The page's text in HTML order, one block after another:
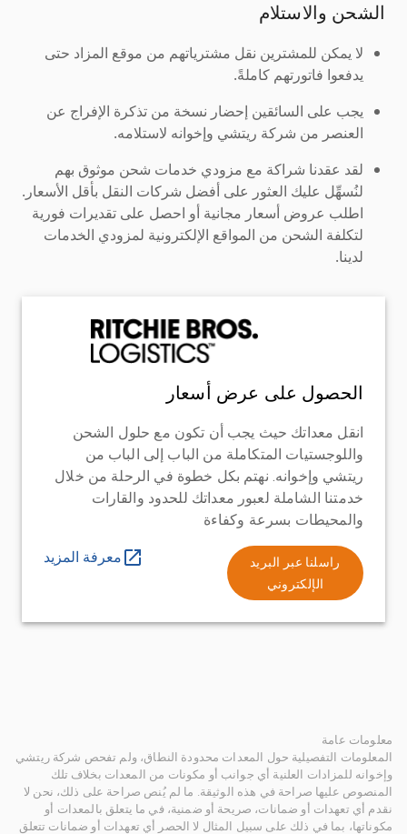
الشحن والاستلام
لا يمكن للمشترين نقل مشترياتهم من موقع المزاد حتى
يدفعوا فاتورتهم كاملةً.
يجب على السائقين إحضار نسخة من تذكرة الإفراج عن
العنصر من شركة ريتشي وإخوانه لاستلامه.
لقد عقدنا شراكة مع مزودي خدمات شحن موثوق بهم
لنُسهِّل عليك العثور على أفضل شركات النقل بأقل الأسعار.
اطلب عروض أسعار مجانية أو احصل على تقديرات فورية
لتكلفة الشحن من المواقع الإلكترونية لمزودي الخدمات
لدينا.
الحصول على عرض أسعار
انقل معداتك حيث يجب أن تكون مع حلول الشحن
واللوجستيات المتكاملة من الباب إلى الباب من
ريتشي وإخوانه. نهتم بكل خطوة في الرحلة من خلال
خدمتنا الشاملة لعبور معداتك للحدود والقارات
والمحيطات بسرعة وكفاءة
راسلنا عبر البريد
الإلكتروني
معرفة المزيد
معلومات عامة
المعلومات التفصيلية حول المعدات محدودة النطاق، ولم تفحص شركة ريتشي
وإخوانه للمزادات العلنية أي جوانب أو مكونات من المعدات بخلاف تلك
المنصوص عليها صراحة في هذه الوثيقة. ما لم يُنص صراحة على ذلك، نحن لا
نقدم أي تعهدات أو ضمانات، صريحة أو ضمنية، في ما يتعلق بالمعدات أو
مكوناتها، بما في ذلك على سبيل المثال لا الحصر أي تعهدات أو ضمانات تتعلق